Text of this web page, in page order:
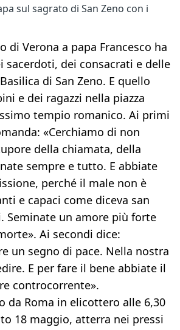
sul sagrato di San Zeno con i
di Verona a papa Francesco ha
sacerdoti, dei consacrati e delle
di San Zeno. E quello
e dei ragazzi nella piazza
tempio romanico. Ai primi
«Cerchiamo di non
della chiamata, della
sempre e tutto. E abbiate
perché il male non è
e capaci come diceva san
Seminate un amore più forte
Ai secondi dice:
un segno di pace. Nella nostra
E per fare il bene abbiate il
controcorrente».
da Roma in elicottero alle 6,30
18 maggio, atterra nei pressi